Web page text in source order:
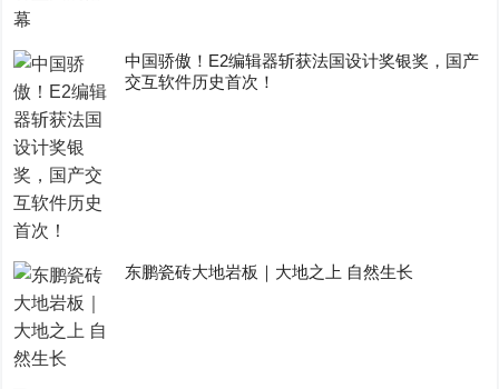
中国骄傲！E2编辑器斩获法国设计奖银奖，国产
交互软件历史首次！
东鹏瓷砖大地岩板｜大地之上 自然生长